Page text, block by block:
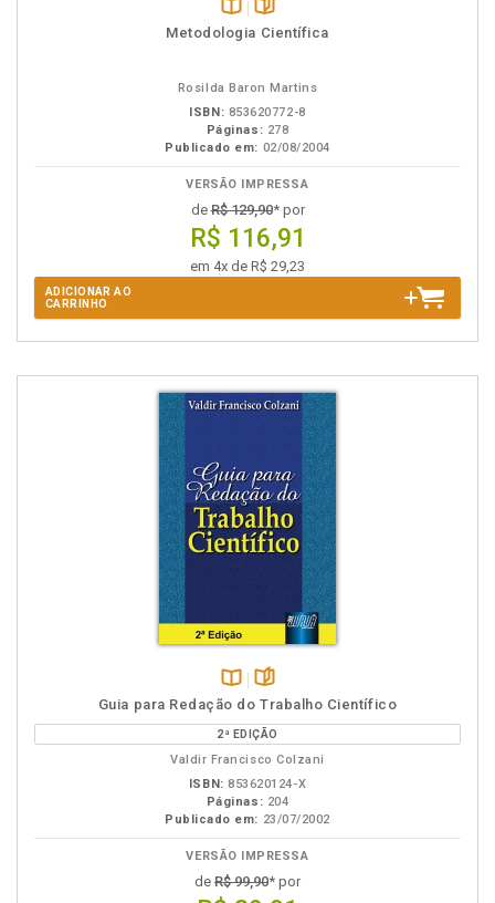
Disponível
páginas
Metodologia Científica
Rosilda Baron Martins
ISBN: 853620772-8
Páginas: 278
Publicado em: 02/08/2004
VERSÃO IMPRESSA
deR$ 129,90* por
R$ 116,91
em 4x de R$ 29,23
ADICIONAR AO
CARRINHO
Disponível
na
B.V.
páginas
Guia para Redação do Trabalho Científico
2ª EDIÇÃO
Valdir Francisco Colzani
ISBN: 853620124-X
Páginas: 204
Publicado em: 23/07/2002
VERSÃO IMPRESSA
de R$ 99,90* por